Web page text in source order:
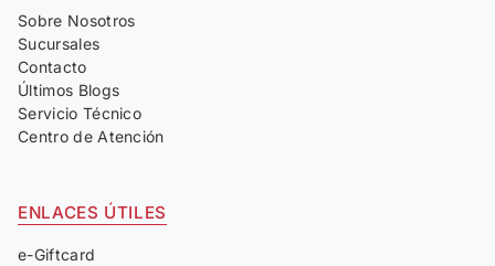
Sobre Nosotros
Sucursales
Contacto
Últimos Blogs
Servicio Técnico
Centro de Atención
ENLACES ÚTILES
e-Giftcard